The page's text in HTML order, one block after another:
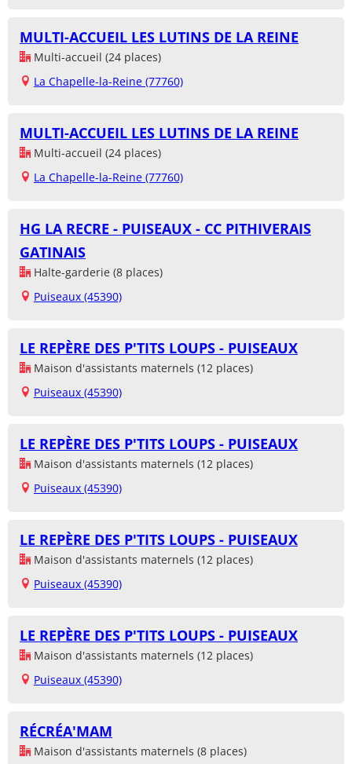
MULTI-ACCUEIL LES LUTINS DE LA REINE
Multi-accueil (24 places)
La Chapelle-la-Reine (77760)
MULTI-ACCUEIL LES LUTINS DE LA REINE
Multi-accueil (24 places)
La Chapelle-la-Reine (77760)
HG LA RECRE - PUISEAUX - CC PITHIVERAIS
GATINAIS
Halte-garderie (8 places)
Puiseaux (45390)
LE REPÈRE DES P'TITS LOUPS - PUISEAUX
Maison d'assistants maternels (12 places)
Puiseaux (45390)
LE REPÈRE DES P'TITS LOUPS - PUISEAUX
Maison d'assistants maternels (12 places)
Puiseaux (45390)
LE REPÈRE DES P'TITS LOUPS - PUISEAUX
Maison d'assistants maternels (12 places)
Puiseaux (45390)
LE REPÈRE DES P'TITS LOUPS - PUISEAUX
Maison d'assistants maternels (12 places)
Puiseaux (45390)
RÉCRÉA'MAM
Maison d'assistants maternels (8 places)